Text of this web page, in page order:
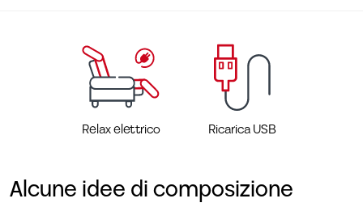
Relax elettrico Ricarica USB
Alcune idee di composizione